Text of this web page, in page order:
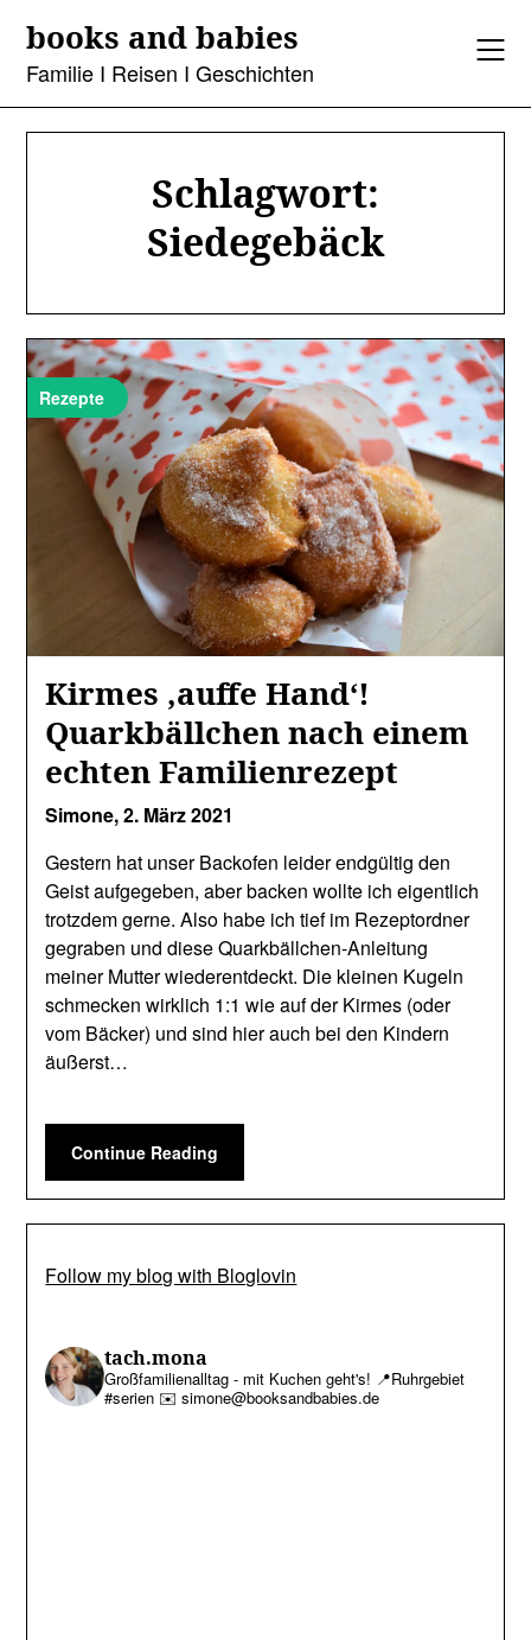
content
books and babies
Familie I Reisen I Geschichten
Schlagwort:
Siedegebäck
Rezepte
Kirmes ‚auffe Hand‘!
Quarkbällchen nach einem
echten Familienrezept
Simone,2. März 2021
Gestern hat unser Backofen leider endgültig den
Geist aufgegeben, aber backen wollte ich eigentlich
trotzdem gerne. Also habe ich tief im Rezeptordner
gegraben und diese Quarkbällchen-Anleitung
meiner Mutter wiederentdeckt. Die kleinen Kugeln
schmecken wirklich 1:1 wie auf der Kirmes (oder
vom Bäcker) und sind hier auch bei den Kindern
äußerst…
Continue Reading
Follow my blog with Bloglovin
tach.mona
Großfamilienalltag - mit Kuchen geht's! 📍Ruhrgebiet
#serien ✉️ simone@booksandbabies.de